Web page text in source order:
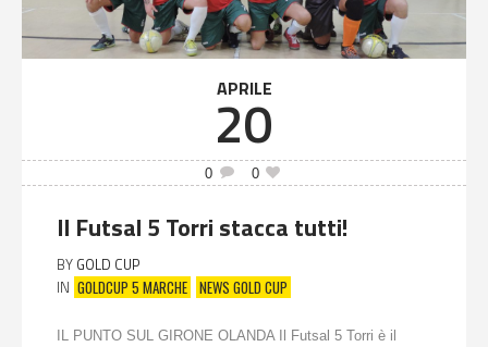
APRILE
20
0 0
Il Futsal 5 Torri stacca tutti!
BY GOLD CUP
IN GOLDCUP 5 MARCHE NEWS GOLD CUP
IL PUNTO SUL GIRONE OLANDA Il Futsal 5 Torri è il